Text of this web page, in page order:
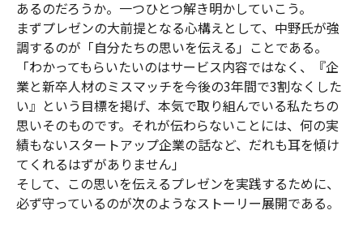
あるのだろうか。一つひとつ解き明かしていこう。
まずプレゼンの大前提となる心構えとして、中野氏が強
調するのが「自分たちの思いを伝える」ことである。
「わかってもらいたいのはサービス内容ではなく、『企
業と新卒人材のミスマッチを今後の3年間で3割なくした
い』という目標を掲げ、本気で取り組んでいる私たちの
思いそのものです。それが伝わらないことには、何の実
績もないスタートアップ企業の話など、だれも耳を傾け
てくれるはずがありません」
そして、この思いを伝えるプレゼンを実践するために、
必ず守っているのが次のようなストーリー展開である。